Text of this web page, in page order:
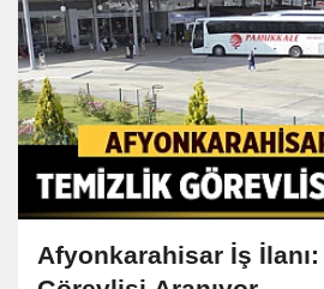
Afyonkarahisar İş